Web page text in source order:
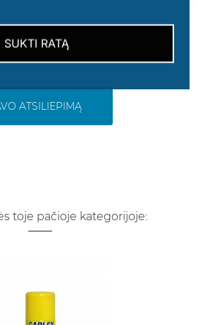
ATSILIEPIMĄ
toje pačioje kategorijoje:
SUKTI RATĄ